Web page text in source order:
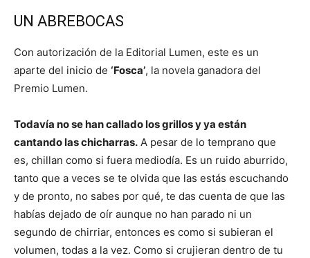
UN ABREBOCAS
Con autorización de la Editorial Lumen, este es un
aparte del inicio de ‘Fosca’, la novela ganadora del
Premio Lumen.
Todavía no se han callado los grillos y ya están
cantando las chicharras. A pesar de lo temprano que
es, chillan como si fuera mediodía. Es un ruido aburrido,
tanto que a veces se te olvida que las estás escuchando
y de pronto, no sabes por qué, te das cuenta de que las
habías dejado de oír aunque no han parado ni un
segundo de chirriar, entonces es como si subieran el
volumen, todas a la vez. Como si crujieran dentro de tu